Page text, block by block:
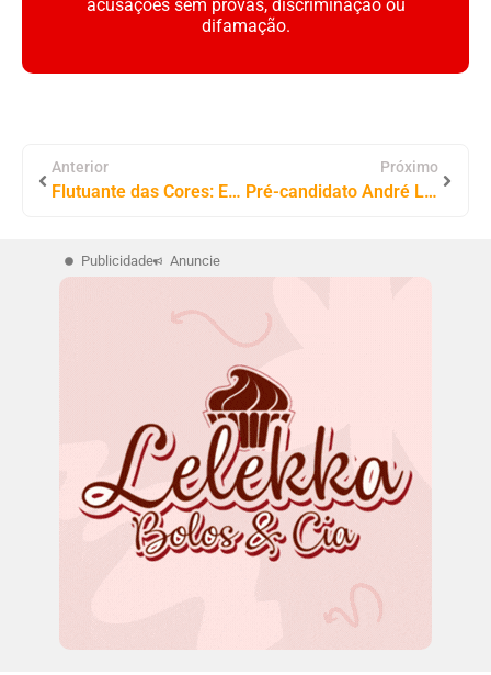
acusações sem provas, discriminação ou
difamação.
Anterior
Flutuante das Cores: Encontro das Trilheiras no Rolê nas Trilhas
Próximo
Pré-candidato André Luiz Prestigia Abertura do Campeonato Municipal de Augustinópolis
Publicidade Anuncie